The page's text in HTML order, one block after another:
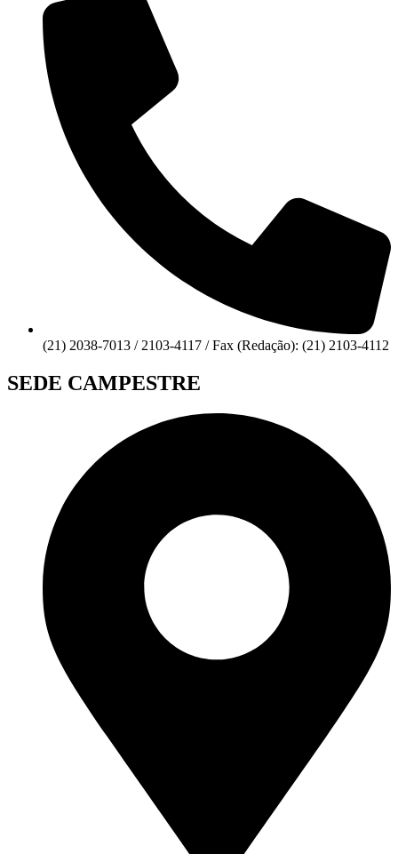
(21) 2038-7013 / 2103-4117 / Fax (Redação): (21) 2103-4112
SEDE CAMPESTRE